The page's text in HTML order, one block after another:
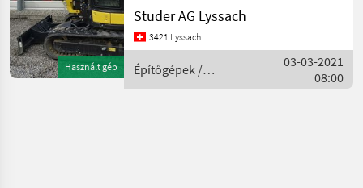
MARKETPLACE
Marketplace
Kereskedői
ajánlatok
Apróhirdetések
Használt gép
Gesamthöhe 254 cm /
Kabine / Luftfedersitz /
Powertilt mit
Partikelfilter ab Werk Stufe
5 / G
Studer AG Lyssach
3421 Lyssach
Építőgépek /
Yanmar
03-03-2021
08:00